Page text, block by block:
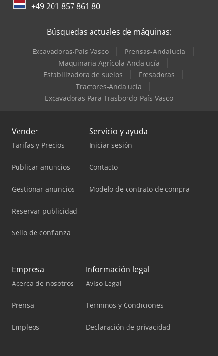
+49 201 857 861 80
Búsquedas actuales de máquinas:
Excavadoras-País Vasco
Prensas-Andalucía
Maquinaria Agrícola-Andalucía
Estabilizadora de suelos
Fresadoras
Tractores-Andalucía
Excavadoras Para Trasbordo-País Vasco
Vender
Tarifas y Precios
Publicar anuncios
Gestionar anuncios
Reservar publicidad
Sello de confianza
Servicio y ayuda
Iniciar sesión
Contacto
Modelo de contrato de compra
Empresa
Acerca de nosotros
Prensa
Empleos
Información legal
Aviso Legal
Términos y Condiciones
Declaración de privacidad